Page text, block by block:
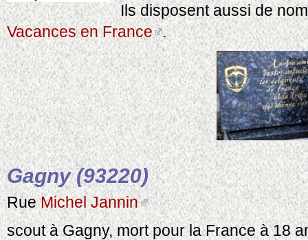
Ils disposent aussi de
Vacances en France .
Gagny (93220)
RueMichel Jannin
scout à Gagny, mort pour la France à 18